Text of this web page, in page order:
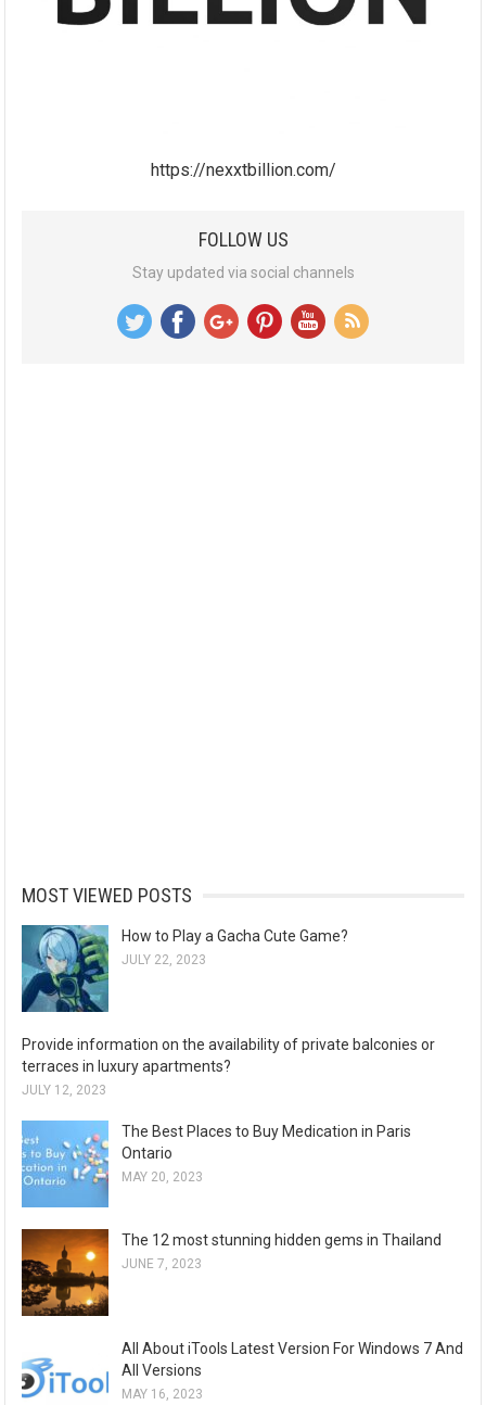
https://nexxtbillion.com/
FOLLOW US
Stay updated via social channels
MOST VIEWED POSTS
How to Play a Gacha Cute Game?
JULY 22, 2023
Provide information on the availability of private balconies or
terraces in luxury apartments?
JULY 12, 2023
The Best Places to Buy Medication in Paris
Ontario
MAY 20, 2023
The 12 most stunning hidden gems in Thailand
JUNE 7, 2023
All About iTools Latest Version For Windows 7 And
All Versions
MAY 16, 2023